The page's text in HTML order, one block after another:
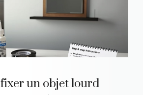
un objet lourd